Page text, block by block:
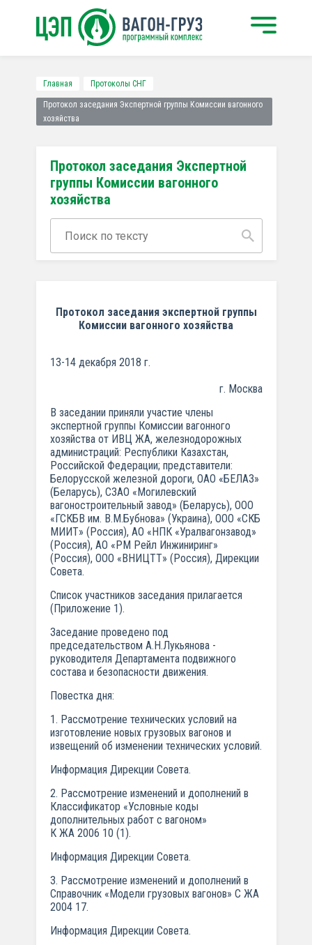
Главная Протоколы СНГ
Протокол заседания Экспертной группы Комиссии вагонного
хозяйства
Протокол заседания Экспертной
группы Комиссии вагонного
хозяйства
Протокол заседания экспертной группы
Комиссии вагонного хозяйства
13-14 декабря 2018 г.
г. Москва
В заседании приняли участие члены
экспертной группы Комиссии вагонного
хозяйства от ИВЦ ЖА, железнодорожных
администраций: Республики Казахстан,
Российской Федерации; представители:
Белорусской железной дороги, ОАО «БЕЛАЗ»
(Беларусь), СЗАО «Могилевский
вагоностроительный завод» (Беларусь), ООО
«ГСКБВ им. В.М.Бубнова» (Украина), ООО «СКБ
МИИТ» (Россия), АО «НПК «Уралвагонзавод»
(Россия), АО «РМ Рейл Инжиниринг»
(Россия), ООО «ВНИЦТТ» (Россия), Дирекции
Совета.
Список участников заседания прилагается
(Приложение 1).
Заседание проведено под
председательством А.Н.Лукьянова -
руководителя Департамента подвижного
состава и безопасности движения.
Повестка дня:
1. Рассмотрение технических условий на
изготовление новых грузовых вагонов и
извещений об изменении технических условий.
Информация Дирекции Совета.
2. Рассмотрение изменений и дополнений в
Классификатор «Условные коды
дополнительных работ с вагоном»
К ЖА 2006 10 (1).
Информация Дирекции Совета.
3. Рассмотрение изменений и дополнений в
Справочник «Модели грузовых вагонов» С ЖА
2004 17.
Информация Дирекции Совета.